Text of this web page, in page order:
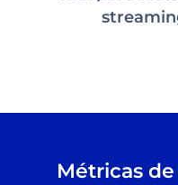
Métricas